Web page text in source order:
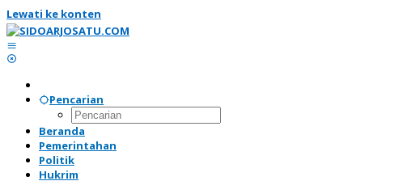
Lewati ke konten
Pencarian
Beranda
Pemerintahan
Politik
Hukrim